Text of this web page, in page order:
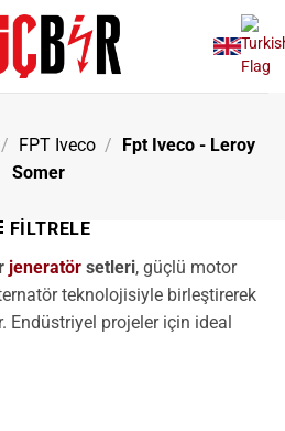
/ FPT Iveco / Fpt Iveco - Leroy
Somer
FILTRELE
jeneratör setleri, güçlü motor
teknolojisiyle birleştirerek
Endüstriyel projeler için ideal